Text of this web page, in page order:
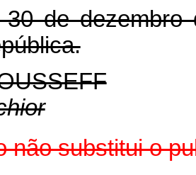
de dezembro
não substitui o